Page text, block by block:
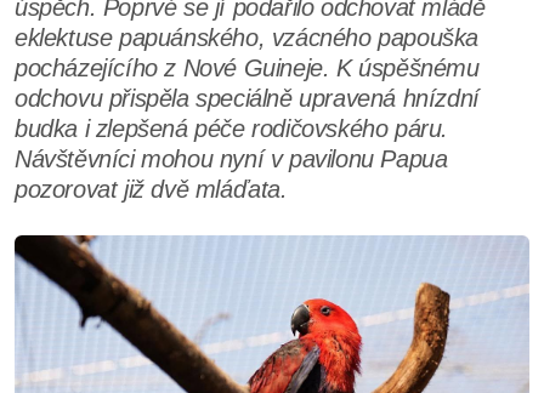
úspěch. Poprvé se jí podařilo odchovat mládě
eklektuse papuánského, vzácného papouška
pocházejícího z Nové Guineje. K úspěšnému
odchovu přispěla speciálně upravená hnízdní
budka i zlepšená péče rodičovského páru.
Návštěvníci mohou nyní v pavilonu Papua
pozorovat již dvě mláďata.